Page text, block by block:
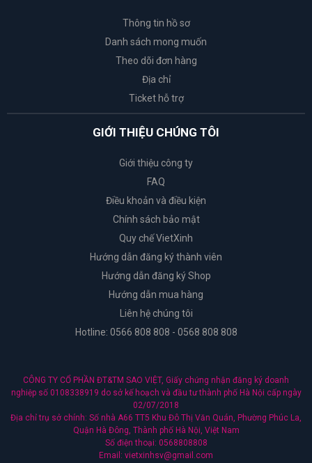
Thông tin hồ sơ
Danh sách mong muốn
Theo dõi đơn hàng
Địa chỉ
Ticket hỗ trợ
GIỚI THIỆU CHÚNG TÔI
Giới thiệu công ty
FAQ
Điều khoản và điều kiện
Chính sách bảo mật
Quy chế VietXinh
Hướng dẫn đăng ký thành viên
Hướng dẫn đăng ký Shop
Hướng dẫn mua hàng
Liên hệ chúng tôi
Hotline: 0566 808 808 - 0568 808 808
CÔNG TY CỔ PHẦN ĐT&TM SAO VIỆT, Giấy chứng nhận đăng ký doanh
nghiệp số 0108338919 do sở kế hoạch và đầu tư thành phố Hà Nội cấp ngày
02/07/2018
Địa chỉ trụ sở chính: Số nhà A66 TT5 Khu Đô Thị Văn Quán, Phường Phúc La,
Quận Hà Đông, Thành phố Hà Nội, Việt Nam
Số điện thoại: 0568808808
Email: vietxinhsv@gmail.com